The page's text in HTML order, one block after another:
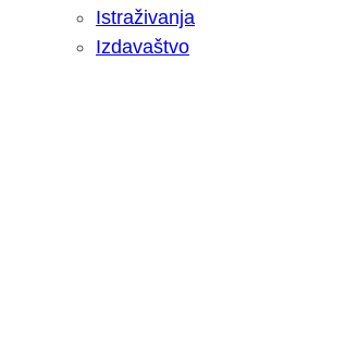
Istraživanja
Izdavaštvo